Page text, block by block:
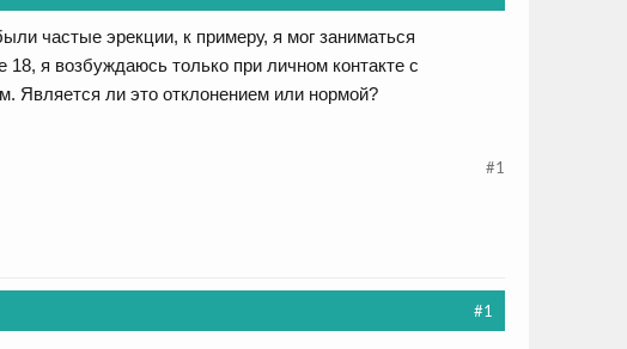
частые эрекции, к примеру, я мог заниматься
я возбуждаюсь только при личном контакте с
Является ли это отклонением или нормой?
#1
#1